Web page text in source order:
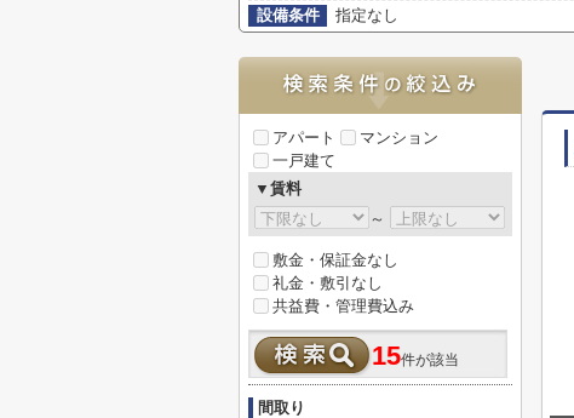
設備条件
指定なし
アパート
マンション
一戸建て
▼賃料
～
敷金・保証金なし
礼金・敷引なし
共益費・管理費込み
15件が該当
間取り